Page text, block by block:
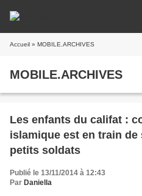
Accueil » MOBILE.ARCHIVES
MOBILE.ARCHIVES
Les enfants du califat :
islamique est en train de
petits soldats
Publié le 13/11/2014 à 12:43
Par Daniella